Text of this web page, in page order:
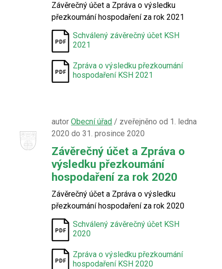
Závěrečný účet a Zpráva o výsledku
přezkoumání hospodaření za rok 2021
Schválený závěrečný účet KSH
2021
Zpráva o výsledku přezkoumání
hospodaření KSH 2021
autorObecní úřad / zveřejněno od 1. ledna
2020 do 31. prosince 2020
Závěrečný účet a Zpráva o
výsledku přezkoumání
hospodaření za rok 2020
Závěrečný účet a Zpráva o výsledku
přezkoumání hospodaření za rok 2020
Schválený závěrečný účet KSH
2020
Zpráva o výsledku přezkoumání
hospodaření KSH 2020